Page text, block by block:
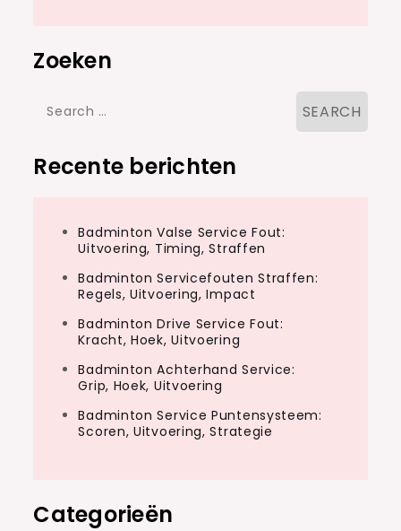
Zoeken
Search
Recente berichten
Badminton Valse Service Fout:
Uitvoering, Timing, Straffen
Badminton Servicefouten Straffen:
Regels, Uitvoering, Impact
Badminton Drive Service Fout:
Kracht, Hoek, Uitvoering
Badminton Achterhand Service:
Grip, Hoek, Uitvoering
Badminton Service Puntensysteem:
Scoren, Uitvoering, Strategie
Categorieën